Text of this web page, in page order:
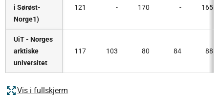
i Sørøst-
Norge1)
121 - 170 - 165
UiT - Norges
arktiske
universitet
117 103 80 84 88
Vis i fullskjerm